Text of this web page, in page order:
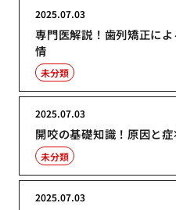
専門医解説！歯列矯正に
情
2025.07.03
未分類
開咬の基礎知識！原因と
2025.07.03
未分類
2025.07.03